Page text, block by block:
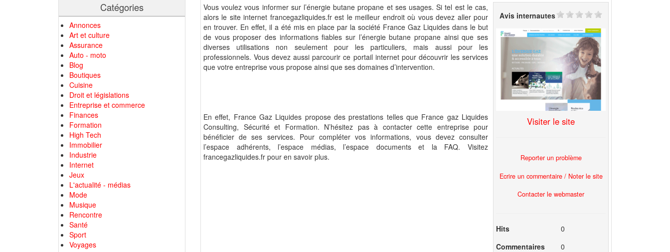
Catégories
Annonces
Art et culture
Assurance
Auto - moto
Blog
Boutiques
Cuisine
Droit et législations
Entreprise et commerce
Finances
Formation
High Tech
Immobilier
Industrie
Internet
Jeux
L'actualité - médias
Mode
Musique
Rencontre
Santé
Sport
Voyages
Vous voulez vous informer sur l’énergie butane propane et ses usages. Si tel est le cas,
alors le site internet francegazliquides.fr est le meilleur endroit où vous devez aller pour
en trouver. En effet, il a été mis en place par la société France Gaz Liquides dans le but
de vous proposer des informations fiables sur l’énergie butane propane ainsi que ses
diverses utilisations non seulement pour les particuliers, mais aussi pour les
professionnels. Vous devez aussi parcourir ce portail internet pour découvrir les services
que votre entreprise vous propose ainsi que ses domaines d’intervention.
En effet, France Gaz Liquides propose des prestations telles que France gaz Liquides
Consulting, Sécurité et Formation. N’hésitez pas à contacter cette entreprise pour
bénéficier de ses services. Pour compléter vos informations, vous devez consulter
l’espace adhérents, l’espace médias, l’espace documents et la FAQ. Visitez
francegazliquides.fr pour en savoir plus.
Avis internautes
Visiter le site
Reporter un problème
Ecrire un commentaire / Noter le site
Contacter le webmaster
Hits
0
Commentaires
0